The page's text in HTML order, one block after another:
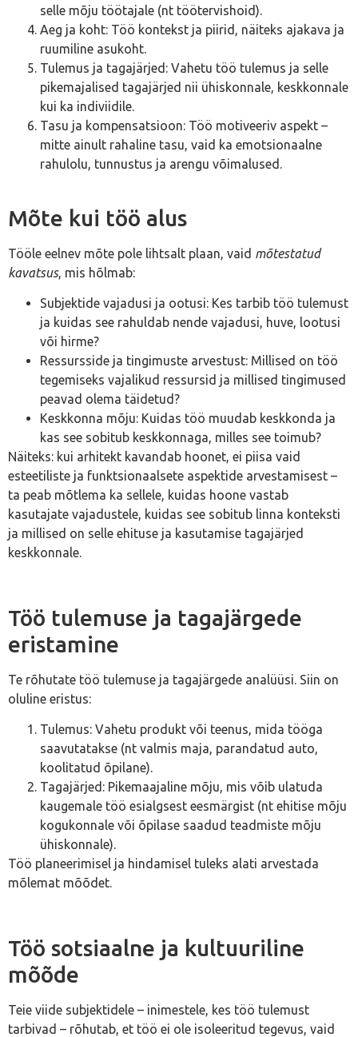
selle mõju töötajale (nt töötervishoid).
Aeg ja koht: Töö kontekst ja piirid, näiteks ajakava ja
ruumiline asukoht.
Tulemus ja tagajärjed: Vahetu töö tulemus ja selle
pikemajalised tagajärjed nii ühiskonnale, keskkonnale
kui ka indiviidile.
Tasu ja kompensatsioon: Töö motiveeriv aspekt –
mitte ainult rahaline tasu, vaid ka emotsionaalne
rahulolu, tunnustus ja arengu võimalused.
Mõte kui töö alus
Tööle eelnev mõte pole lihtsalt plaan, vaid mõtestatud
kavatsus, mis hõlmab:
Subjektide vajadusi ja ootusi: Kes tarbib töö tulemust
ja kuidas see rahuldab nende vajadusi, huve, lootusi
või hirme?
Ressursside ja tingimuste arvestust: Millised on töö
tegemiseks vajalikud ressursid ja millised tingimused
peavad olema täidetud?
Keskkonna mõju: Kuidas töö muudab keskkonda ja
kas see sobitub keskkonnaga, milles see toimub?
Näiteks: kui arhitekt kavandab hoonet, ei piisa vaid
esteetiliste ja funktsionaalsete aspektide arvestamisest –
ta peab mõtlema ka sellele, kuidas hoone vastab
kasutajate vajadustele, kuidas see sobitub linna konteksti
ja millised on selle ehituse ja kasutamise tagajärjed
keskkonnale.
Töö tulemuse ja tagajärgede
eristamine
Te rõhutate töö tulemuse ja tagajärgede analüüsi. Siin on
oluline eristus:
Tulemus: Vahetu produkt või teenus, mida tööga
saavutatakse (nt valmis maja, parandatud auto,
koolitatud õpilane).
Tagajärjed: Pikemaajaline mõju, mis võib ulatuda
kaugemale töö esialgsest eesmärgist (nt ehitise mõju
kogukonnale või õpilase saadud teadmiste mõju
ühiskonnale).
Töö planeerimisel ja hindamisel tuleks alati arvestada
mõlemat mõõdet.
Töö sotsiaalne ja kultuuriline
mõõde
Teie viide subjektidele – inimestele, kes töö tulemust
tarbivad – rõhutab, et töö ei ole isoleeritud tegevus, vaid